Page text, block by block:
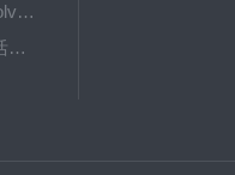
LiChrosolvLiChrosolv®HPLC色谱纯溶剂
EXP033哈希COD活塞泵价格 EXP033